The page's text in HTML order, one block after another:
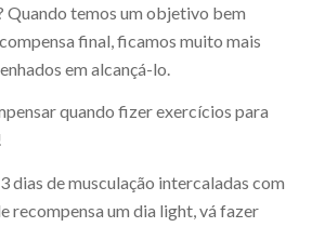
Quando temos um objetivo bem
final, ficamos muito mais
em alcançá-lo.
quando fizer exercícios para
dias de musculação intercaladas com
recompensa um dia light, vá fazer